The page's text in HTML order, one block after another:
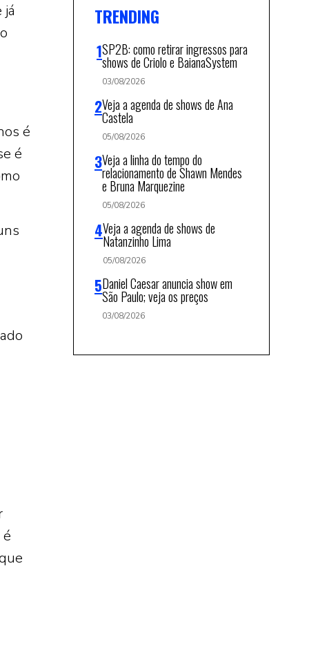
é
é
é
TRENDING
SP2B: como retirar ingressos para
shows de Criolo e BaianaSystem
03/08/2026
Veja a agenda de shows de Ana
Castela
05/08/2026
Veja a linha do tempo do
relacionamento de Shawn Mendes
e Bruna Marquezine
05/08/2026
Veja a agenda de shows de
Natanzinho Lima
05/08/2026
Daniel Caesar anuncia show em
São Paulo; veja os preços
03/08/2026